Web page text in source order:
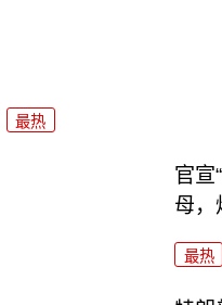
最热
官宣
母，
最热